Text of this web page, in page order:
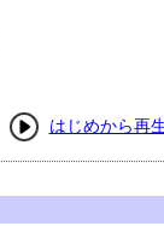
はじめから再